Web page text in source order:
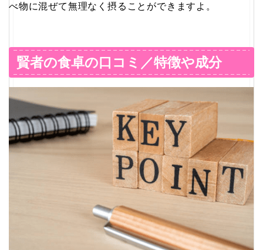
べ物に混ぜて無理なく摂ることができますよ。
賢者の食卓の口コミ／特徴や成分